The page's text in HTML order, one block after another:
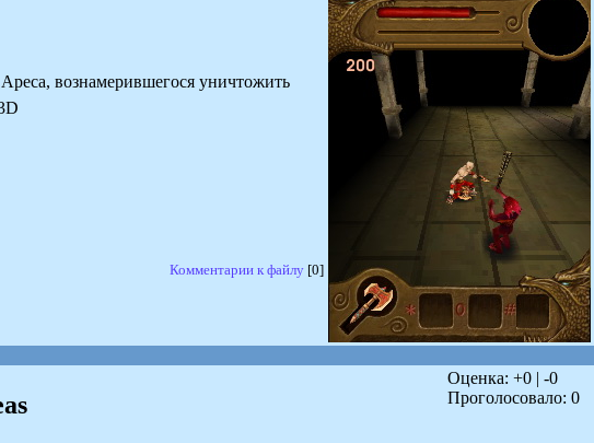
вознамерившегося уничтожить
Комментарии к файлу [0]
Оценка: +0 | -0
Проголосовало: 0